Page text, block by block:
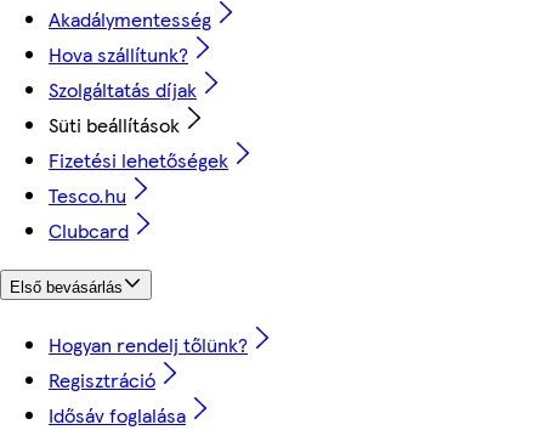
Akadálymentesség
Hova szállítunk?
Szolgáltatás díjak
Süti beállítások
Fizetési lehetőségek
Tesco.hu
Clubcard
Első bevásárlás
Hogyan rendelj tőlünk?
Regisztráció
Idősáv foglalása